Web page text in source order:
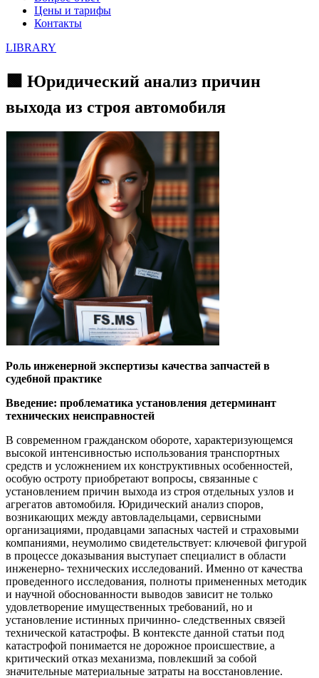
Цены и тарифы
Контакты
LIBRARY
🟩 Юридический анализ причин
выхода из строя автомобиля
Роль инженерной экспертизы качества запчастей в
судебной практике
Введение: проблематика установления детерминант
технических неисправностей
В современном гражданском обороте, характеризующемся
высокой интенсивностью использования транспортных
средств и усложнением их конструктивных особенностей,
особую остроту приобретают вопросы, связанные с
установлением причин выхода из строя отдельных узлов и
агрегатов автомобиля. Юридический анализ споров,
возникающих между автовладельцами, сервисными
организациями, продавцами запасных частей и страховыми
компаниями, неумолимо свидетельствует: ключевой фигурой
в процессе доказывания выступает специалист в области
инженерно- технических исследований. Именно от качества
проведенного исследования, полноты примененных методик
и научной обоснованности выводов зависит не только
удовлетворение имущественных требований, но и
установление истинных причинно- следственных связей
технической катастрофы. В контексте данной статьи под
катастрофой понимается не дорожное происшествие, а
критический отказ механизма, повлекший за собой
значительные материальные затраты на восстановление.